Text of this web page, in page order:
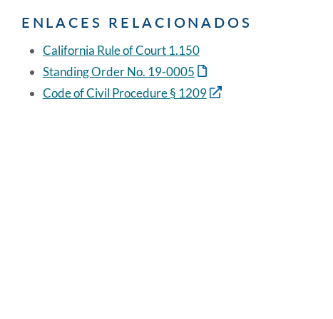
ENLACES RELACIONADOS
California Rule of Court 1.150
Standing Order No. 19-0005
Code of Civil Procedure § 1209